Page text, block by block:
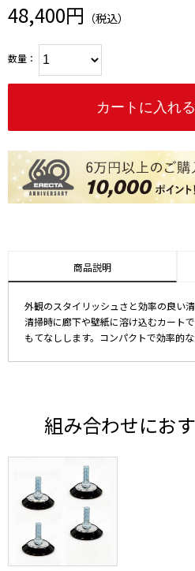
48,400円 （税込）
数量：
商品説明
外観のスタイリッシュさと効率の良い
清掃時に廊下や壁紙に溶け込むカート
もてなしします。コンパクトで効率的な
組み合わせにお